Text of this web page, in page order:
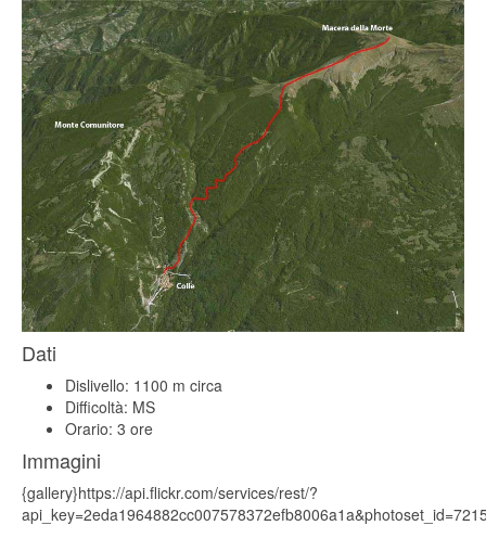
Dati
Dislivello: 1100 m circa
Difficoltà: MS
Orario: 3 ore
Immagini
{gallery}https://api.flickr.com/services/rest/?